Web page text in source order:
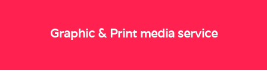
Graphic & Print media service